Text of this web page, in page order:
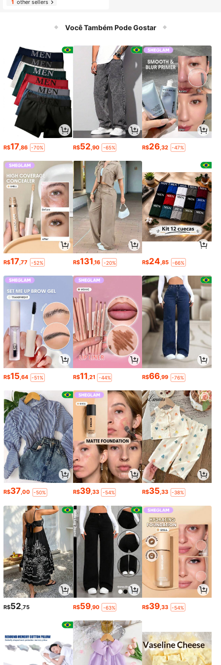
1other sellers
Você Também Pode Gostar
R$17 ,86 -70% R$52 ,90 -65% R$26 ,32 -47%
R$17,77 -52% R$131,16 -20% R$24,85 -66%
R$15,64 -51% R$11,21 -44% R$66,99 -76%
R$37,00 -50% R$39,33 -54% R$35,33 -38%
R$52 ,75 R$59,90 -63% R$39 ,33 -54%